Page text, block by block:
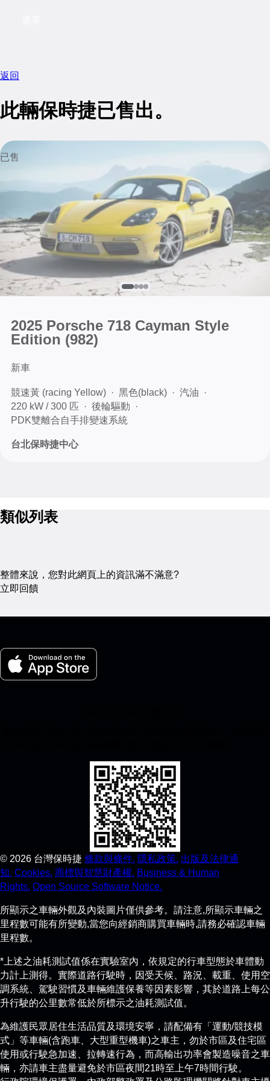
返回
此輛保時捷已售出。
已售
2025 Porsche 718 Cayman Style
Edition (982)
新車
競速黃 (racing Yellow) 黑色(black)
汽油
220 kW / 300 匹
後輪驅動
PDK雙離合自手排變速系統
台北保時捷中心
類似列表
整體來說，您對此網頁上的資訊滿不滿意?
立即回饋
© 2026 台灣保時捷 條款與條件. 隱私政策. 出版及法律通
知. Cookies. 商標與智慧財產權. Business & Human
Rights. Open Source Software Notice.
所顯示之車輛外觀及內裝圖片僅供參考。請注意,所顯示車輛之
里程數可能有所變動,當您向經銷商購買車輛時,請務必確認車輛
里程數。
*上述之油耗測試值係在實驗室內，依規定的行車型態於車體動
力計上測得。實際道路行駛時，因受天候、路況、載重、使用空
調系統、駕駛習慣及車輛維護保養等因素影響，其於道路上每公
升行駛的公里數常低於所標示之油耗測試值。
為維護民眾居住生活品質及環境安寧，請配備有「運動/競技模
式」等車輛(含跑車、大型重型機車)之車主，勿於市區及住宅區
使用或行駛急加速、拉轉速行為，而高輸出功率會製造噪音之車
輛，亦請車主盡量避免於市區夜間21時至上午7時間行駛。